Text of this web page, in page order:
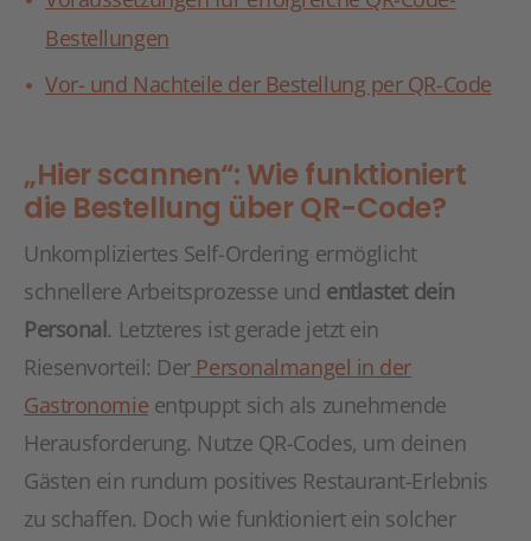
Bestellungen
Vor- und Nachteile der Bestellung per QR-Code
„Hier scannen“: Wie funktioniert
die Bestellung über QR-Code?
Unkompliziertes Self-Ordering ermöglicht
schnellere Arbeitsprozesse und entlastet dein
Personal. Letzteres ist gerade jetzt ein
Riesenvorteil: DerPersonalmangel in der
Gastronomie entpuppt sich als zunehmende
Herausforderung. Nutze QR-Codes, um deinen
Gästen ein rundum positives Restaurant-Erlebnis
zu schaffen. Doch wie funktioniert ein solcher